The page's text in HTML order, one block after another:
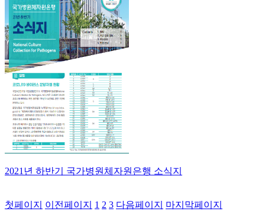
2021년 하반기 국가병원체자원은행 소식지
첫페이지 이전페이지 1 2 3 다음페이지 마지막페이지